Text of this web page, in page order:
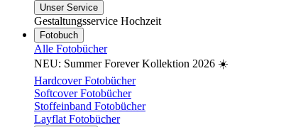
Unser Service
Gestaltungsservice Hochzeit
Fotobuch
Alle Fotobücher
NEU: Summer Forever Kollektion 2026 ☀️
Hardcover Fotobücher
Softcover Fotobücher
Stoffeinband Fotobücher
Layflat Fotobücher